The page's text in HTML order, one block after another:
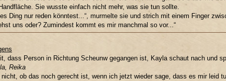
Sie wusste einfach nicht mehr, was sie tun sollte.
Ding nur reden könntest...“, murmelte sie und strich mit einem Finger
uns oder? Zumindest kommt es mir manchmal so vor...“
dass Person in Richtung Scheunw gegangen ist, Kayla schaut nach und
Reika
ob das noch gerecht ist, wenn ich jetzt wieder sage, dass es mir leid